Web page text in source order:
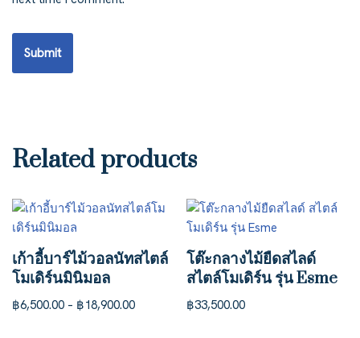
Related products
เก้าอี้บาร์ไม้วอลนัทสไตล์
โมเดิร์นมินิมอล
฿6,500.00 – ฿18,900.00
โต๊ะกลางไม้ยืดสไลด์
สไตล์โมเดิร์น รุ่น Esme
฿33,500.00